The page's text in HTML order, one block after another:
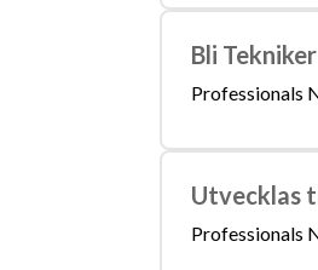
Bli
Professionals
Utvecklas
Professionals